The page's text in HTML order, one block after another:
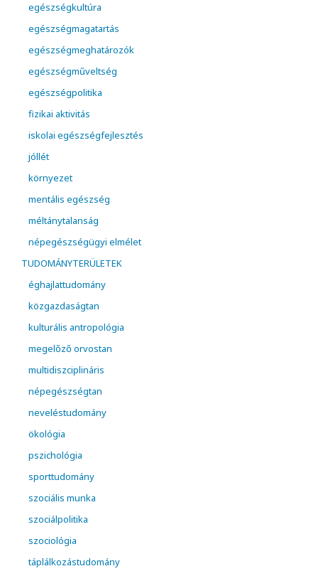
egészségkultúra
egészségmagatartás
egészségmeghatározók
egészségműveltség
egészségpolitika
fizikai aktivitás
iskolai egészségfejlesztés
jóllét
környezet
mentális egészség
méltánytalanság
népegészségügyi elmélet
TUDOMÁNYTERÜLETEK
éghajlattudomány
közgazdaságtan
kulturális antropológia
megelőző orvostan
multidiszciplináris
népegészségtan
neveléstudomány
ökológia
pszichológia
sporttudomány
szociális munka
szociálpolitika
szociológia
táplálkozástudomány